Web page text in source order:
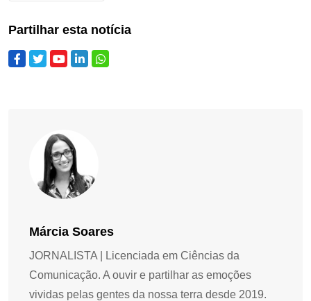
Partilhar esta notícia
Márcia Soares
JORNALISTA | Licenciada em Ciências da
Comunicação. A ouvir e partilhar as emoções
vividas pelas gentes da nossa terra desde 2019.